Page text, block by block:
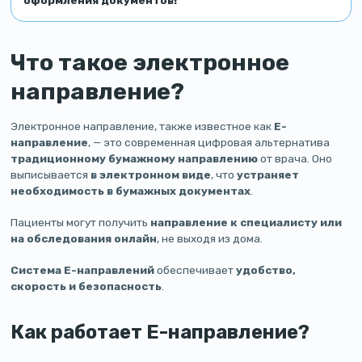
Что такое электронное
направление?
Электронное направление, также известное как Е-
направление, — это современная цифровая альтернатива
традиционному бумажному направлениюот врача. Оно
выписывается в электронном виде, чтоустраняет
необходимость в бумажных документах.
Пациенты могут получить направление к специалисту или
на обследования онлайн, не выходя из дома.
Система Е-направленийобеспечиваетудобство,
скорость и безопасность
Как работает Е-направление?